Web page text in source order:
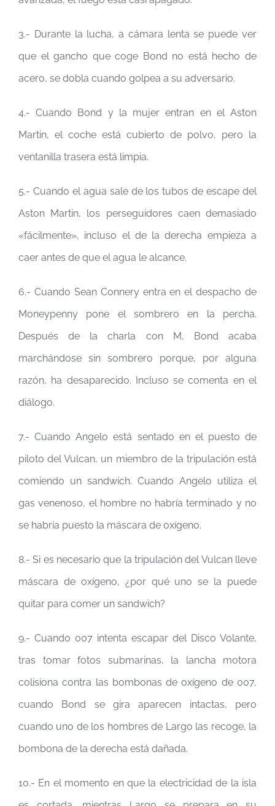
3.- Durante la lucha, a cámara lenta se puede ver
que el gancho que coge Bond no está hecho de
acero, se dobla cuando golpea a su adversario.
4.- Cuando Bond y la mujer entran en el Aston
Martin, el coche está cubierto de polvo, pero la
ventanilla trasera está limpia.
5.- Cuando el agua sale de los tubos de escape del
Aston Martin, los perseguidores caen demasiado
«fácilmente», incluso el de la derecha empieza a
caer antes de que el agua le alcance.
6.- Cuando Sean Connery entra en el despacho de
Moneypenny pone el sombrero en la percha.
Después de la charla con M, Bond acaba
marchándose sin sombrero porque, por alguna
razón, ha desaparecido. Incluso se comenta en el
diálogo.
7.- Cuando Angelo está sentado en el puesto de
piloto del Vulcan, un miembro de la tripulación está
comiendo un sandwich. Cuando Angelo utiliza el
gas venenoso, el hombre no habría terminado y no
se habría puesto la máscara de oxígeno.
8.- Si es necesario que la tripulación del Vulcan lleve
máscara de oxígeno, ¿por qué uno se la puede
quitar para comer un sandwich?
9.- Cuando 007 intenta escapar del Disco Volante,
tras tomar fotos submarinas, la lancha motora
colisiona contra las bombonas de oxígeno de 007,
cuando Bond se gira aparecen intactas, pero
cuando uno de los hombres de Largo las recoge, la
bombona de la derecha está dañada.
10.- En el momento en que la electricidad de la isla